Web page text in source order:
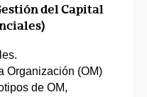
del Capital
Organización (OM)
de OM,